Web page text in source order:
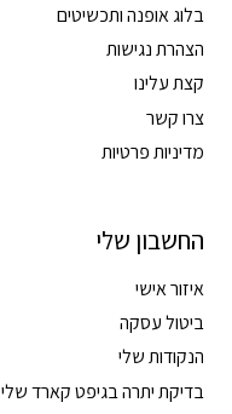
בלוג אופנה ותכשיטים
הצהרת נגישות
קצת עלינו
צרו קשר
מדיניות פרטיות
החשבון שלי
איזור אישי
ביטול עסקה
הנקודות שלי
בדיקת יתרה בגיפט קארד שלי